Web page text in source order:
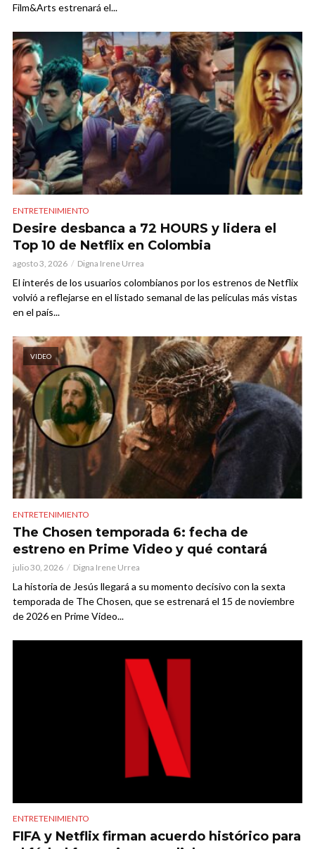
Film&Arts estrenará el...
ENTRETENIMIENTO
Desire desbanca a 72 HOURS y lidera el
Top 10 de Netflix en Colombia
agosto 3, 2026 Digna Irene Urrea
El interés de los usuarios colombianos por los estrenos de Netflix
volvió a reflejarse en el listado semanal de las películas más vistas
en el país...
VIDEO
ENTRETENIMIENTO
The Chosen temporada 6: fecha de
estreno en Prime Video y qué contará
julio 30, 2026 Digna Irene Urrea
La historia de Jesús llegará a su momento decisivo con la sexta
temporada de The Chosen, que se estrenará el 15 de noviembre
de 2026 en Prime Video...
ENTRETENIMIENTO
FIFA y Netflix firman acuerdo histórico para